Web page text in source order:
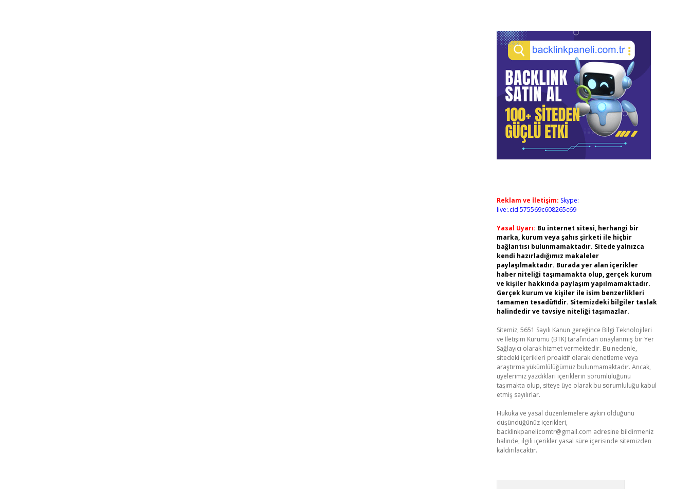
Reklam ve İletişim: Skype:
live:.cid.575569c608265c69
Yasal Uyarı: Bu internet sitesi, herhangi bir
marka, kurum veya şahıs şirketi ile hiçbir
bağlantısı bulunmamaktadır. Sitede yalnızca
kendi hazırladığımız makaleler
paylaşılmaktadır. Burada yer alan içerikler
haber niteliği taşımamakta olup, gerçek kurum
ve kişiler hakkında paylaşım yapılmamaktadır.
Gerçek kurum ve kişiler ile isim benzerlikleri
tamamen tesadüfidir. Sitemizdeki bilgiler taslak
halindedir ve tavsiye niteliği taşımazlar.
Sitemiz, 5651 Sayılı Kanun gereğince Bilgi Teknolojileri
ve İletişim Kurumu (BTK) tarafından onaylanmış bir Yer
Sağlayıcı olarak hizmet vermektedir. Bu nedenle,
sitedeki içerikleri proaktif olarak denetleme veya
araştırma yükümlülüğümüz bulunmamaktadır. Ancak,
üyelerimiz yazdıkları içeriklerin sorumluluğunu
taşımakta olup, siteye üye olarak bu sorumluluğu kabul
etmiş sayılırlar.
Hukuka ve yasal düzenlemelere aykırı olduğunu
düşündüğünüz içerikleri,
backlinkpanelicomtr@gmail.com adresine bildirmeniz
halinde, ilgili içerikler yasal süre içerisinde sitemizden
kaldırılacaktır.